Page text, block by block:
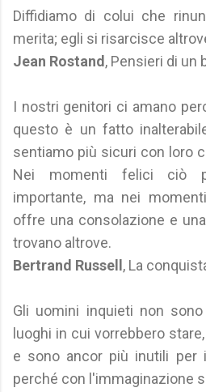
Diffidiamo di colui che
merita; egli si risarcisce
Jean Rostand , Pensieri di un
I nostri genitori ci amano
questo è un fatto
sentiamo più sicuri con loro
Nei momenti felici ciò
importante, ma nei
offre una consolazione e
trovano altrove.
Bertrand Russell , La
Gli uomini inquieti non
luoghi in cui vorrebbero
e sono ancor più inutili per
perché con l'immaginazione